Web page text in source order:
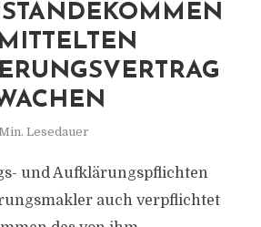
Lesedauer
und Aufklärungspflichten
auch verpflichtet